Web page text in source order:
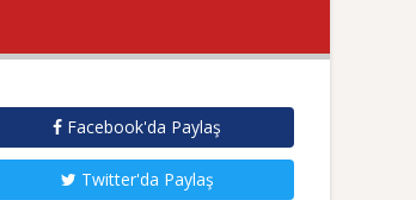
Facebook'da Paylaş
Twitter'da Paylaş